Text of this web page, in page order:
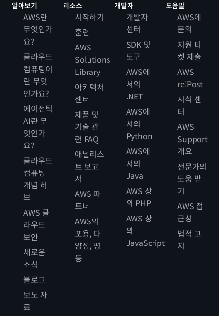
알아보기
AWS란
무엇인가
요?
클라우드
컴퓨팅이
란 무엇
인가요?
에이전틱
AI란 무
엇인가
요?
클라우드
컴퓨팅
개념 허
브
AWS 클
라우드
보안
새로운
소식
블로그
보도 자
료
리소스
시작하기
훈련
AWS
Solutions
Library
아키텍처
센터
제품 및
기술 관
련 FAQ
애널리스
트 보고
서
AWS 파
트너
AWS의
포용, 다
양성, 평
등
개발자
개발자
센터
SDK 및
도구
AWS에
서의
.NET
AWS에
서의
Python
AWS에
서의
Java
AWS 상
의 PHP
AWS 상
의
JavaScript
도움말
AWS에
문의
지원 티
켓 제출
AWS
re:Post
지식 센
터
AWS
Support
개요
전문가의
도움 받
기
AWS 접
근성
법적 고
지